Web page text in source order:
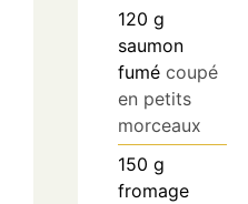
120 g
saumon
fumé coupé
en petits
morceaux
150 g
fromage